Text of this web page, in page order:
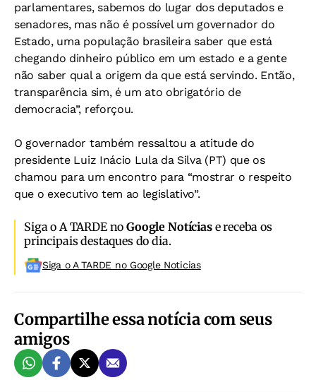
parlamentares, sabemos do lugar dos deputados e
senadores, mas não é possível um governador do
Estado, uma população brasileira saber que está
chegando dinheiro público em um estado e a gente
não saber qual a origem da que está servindo. Então,
transparência sim, é um ato obrigatório de
democracia”, reforçou.
O governador também ressaltou a atitude do
presidente Luiz Inácio Lula da Silva (PT) que os
chamou para um encontro para “mostrar o respeito
que o executivo tem ao legislativo”.
Siga o A TARDE noGoogle Notíciase receba os
principais destaques do dia.
Siga o A TARDE no Google Noticias
Compartilhe essa notícia com seus
amigos